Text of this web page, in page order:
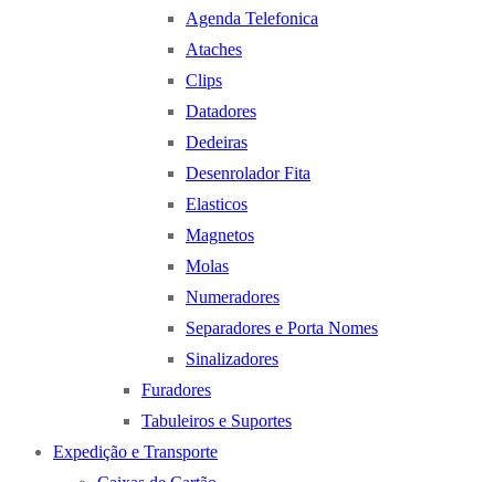
Agenda Telefonica
Ataches
Clips
Datadores
Dedeiras
Desenrolador Fita
Elasticos
Magnetos
Molas
Numeradores
Separadores e Porta Nomes
Sinalizadores
Furadores
Tabuleiros e Suportes
Expedição e Transporte